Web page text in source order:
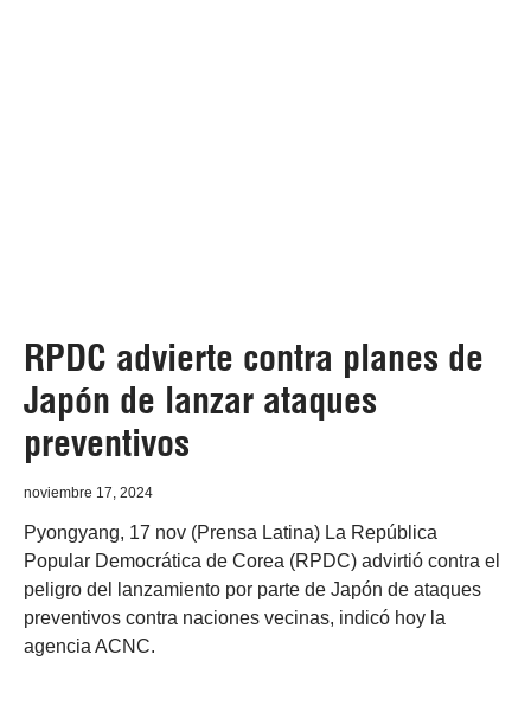
RPDC advierte contra planes de
Japón de lanzar ataques
preventivos
noviembre 17, 2024
Pyongyang, 17 nov (Prensa Latina) La República
Popular Democrática de Corea (RPDC) advirtió contra el
peligro del lanzamiento por parte de Japón de ataques
preventivos contra naciones vecinas, indicó hoy la
agencia ACNC.